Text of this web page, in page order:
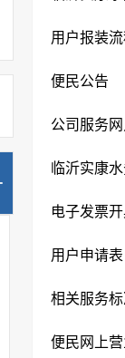
用户报装
便民公告
公司服务
临沂实康
用户申请表
相关服务
便民网上